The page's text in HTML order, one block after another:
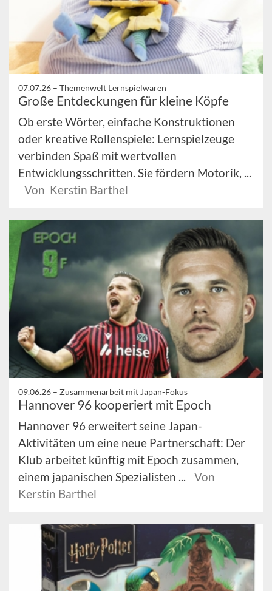
07.07.26 – Themenwelt Lernspielwaren
Große Entdeckungen für kleine Köpfe
Ob erste Wörter, einfache Konstruktionen
oder kreative Rollenspiele: Lernspielzeuge
verbinden Spaß mit wertvollen
Entwicklungsschritten. Sie fördern Motorik, ...
Von Kerstin Barthel
09.06.26 – Zusammenarbeit mit Japan-Fokus
Hannover 96 kooperiert mit Epoch
Hannover 96 erweitert seine Japan-
Aktivitäten um eine neue Partnerschaft: Der
Klub arbeitet künftig mit Epoch zusammen,
einem japanischen Spezialisten ...
Von
Kerstin Barthel